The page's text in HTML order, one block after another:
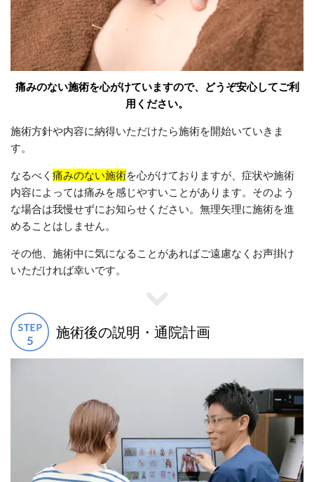
痛みのない施術を心がけていますので、どうぞ安心してご利
用ください。
施術方針や内容に納得いただけたら施術を開始いていきま
す。
なるべく 痛みのない施術を心がけておりますが、症状や施術
内容によっては痛みを感じやすいことがあります。そのよう
な場合は我慢せずにお知らせください。無理矢理に施術を進
めることはしません。
その他、施術中に気になることがあればご遠慮なくお声掛け
いただければ幸いです。
施術後の説明・通院計画